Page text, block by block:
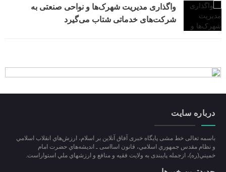
واگذاری مدیریت شهرک‌ها و نواحی صنعتی به
شرکت‌های خدماتی شتاب می‌گیرد
درباره سایت
باسمه تعالی خط مشی پایگاه خبری آفاق آنلاین بر اسلام، ارزش‌هاي انقلاب اسلامي
و نظام مقدس جمهوري اسلامي، قانون اسااسی ـ انديشه‌هاي حضرت امام
خميني(ره)، ازجمله پایبندی به ولايت فقيه و منافع و ارزشهاي ملي استواراست.